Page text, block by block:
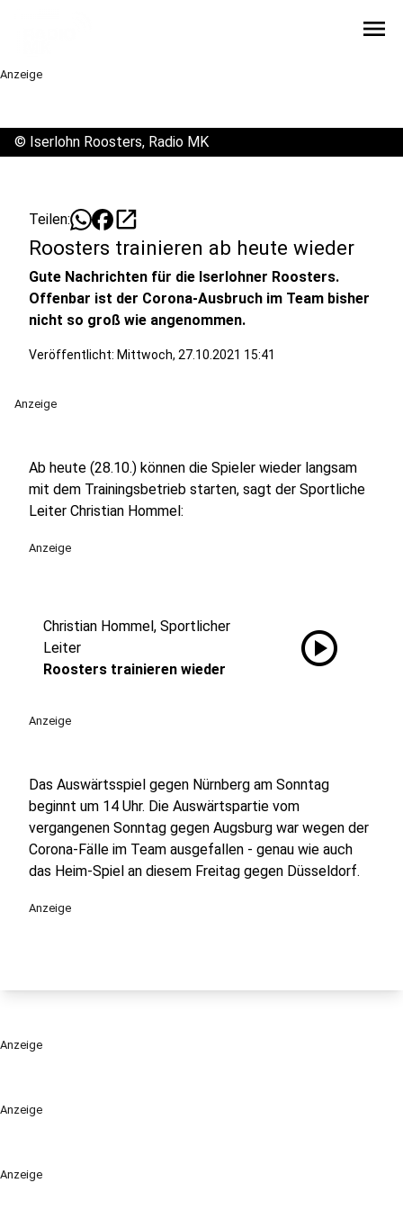
menu
Anzeige
Anzeige
Anzeige
© Iserlohn Roosters, Radio MK
Teilen: open_in_new
Roosters trainieren ab heute wieder
Gute Nachrichten für die Iserlohner Roosters.
Offenbar ist der Corona-Ausbruch im Team bisher
nicht so groß wie angenommen.
Veröffentlicht: Mittwoch, 27.10.2021 15:41
Anzeige
Ab heute (28.10.) können die Spieler wieder langsam
mit dem Trainingsbetrieb starten, sagt der Sportliche
Leiter Christian Hommel:
Anzeige
Christian Hommel, Sportlicher
Leiter
Roosters trainieren wieder
play_circle
Anzeige
Das Auswärtsspiel gegen Nürnberg am Sonntag
beginnt um 14 Uhr. Die Auswärtspartie vom
vergangenen Sonntag gegen Augsburg war wegen der
Corona-Fälle im Team ausgefallen - genau wie auch
das Heim-Spiel an diesem Freitag gegen Düsseldorf.
Anzeige
Anzeige